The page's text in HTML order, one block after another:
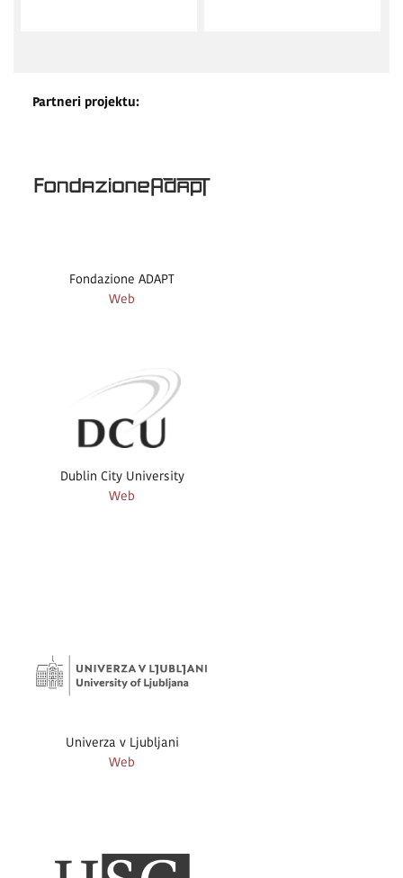
Partneri projektu:
Fondazione ADAPT
Web
Dublin City University
Web
Univerza v Ljubljani
Web